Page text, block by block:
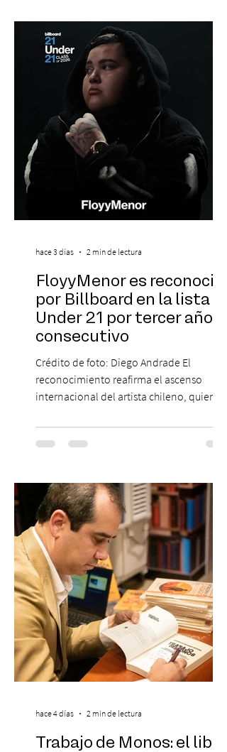
banda que llegará a la capital de La
Araucanía para ofrecer un show cargado
de energía, guitarras y canciones que han
marcado su breve pero exitosa trayectoria.
FloyyMenor es reconocido
por Billboard en la lista 21
Under 21 por tercer año
consecutivo
Crédito de foto: Diego Andrade El
reconocimiento reafirma el ascenso
internacional del artista chileno, quien
en la escena global. MIAMI, FL (3 de agosto
de 2026) — FloyyMenor ha sido
Under 21 por tercer año consecutivo,
formando parte una vez más de la
selección anual de la publicación que
destaca a los artistas menores de 21 años
más influyentes de la industria musical.
Este reconocimiento reaf
hace 3 días 2 min de lectura
Trabajo de Monos: el libro
hace 4 días 2 min de lectura